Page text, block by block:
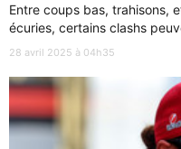
Entre coups bas, trahisons,
écuries, certains clashs
28 avril 2025 à 04h35